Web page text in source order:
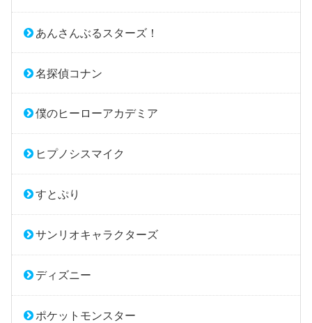
あんさんぶるスターズ！
名探偵コナン
僕のヒーローアカデミア
ヒプノシスマイク
すとぷり
サンリオキャラクターズ
ディズニー
ポケットモンスター